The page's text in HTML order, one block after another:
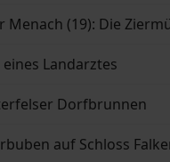
Menach (19): Die
Landarztes
Dorfbrunnen
auf Schloss